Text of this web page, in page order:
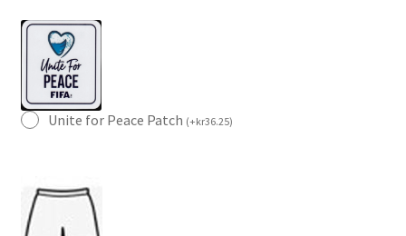
Unite for Peace Patch (+kr36.25)